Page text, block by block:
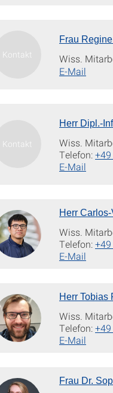
Frau
Wiss.
E-Mail
Herr Dipl.-
Wiss.
Telefon:
E-Mail
Herr
Wiss.
Telefon:
E-Mail
Herr Tobias
Wiss.
Telefon:
E-Mail
Frau Dr.